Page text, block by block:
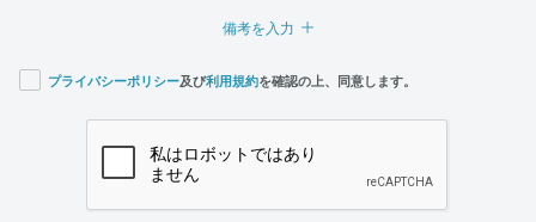
備考を入力
プライバシーポリシー及び利用規約を確認の上、同意します。